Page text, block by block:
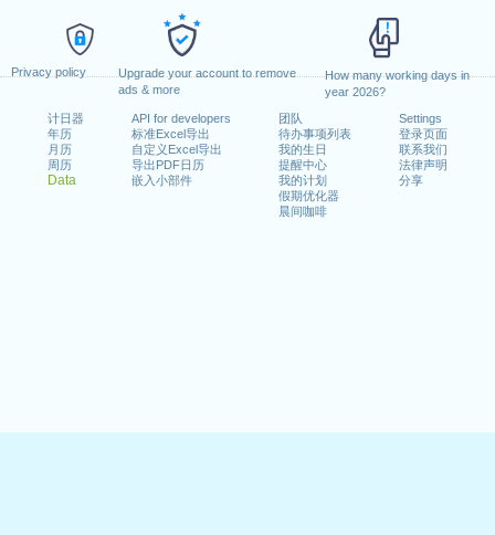
Privacy policy
Upgrade your account to remove
ads & more
How many working days in
year 2026?
计日器
年历
月历
周历
Data
API for developers
标准Excel导出
自定义Excel导出
导出PDF日历
嵌入小部件
团队
待办事项列表
我的生日
提醒中心
我的计划
假期优化器
晨间咖啡
Settings
登录页面
联系我们
法律声明
分享